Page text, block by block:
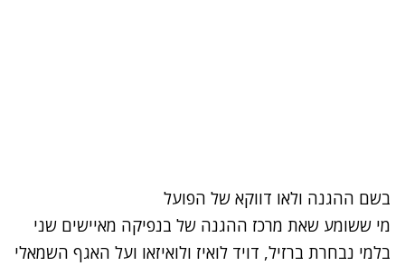
בשם ההגנה ולאו דווקא של הפועל
מי ששומע שאת מרכז ההגנה של בנפיקה מאיישים שני
בלמי נבחרת ברזיל, דויד לואיז ולואיזאו ועל האגף השמאלי